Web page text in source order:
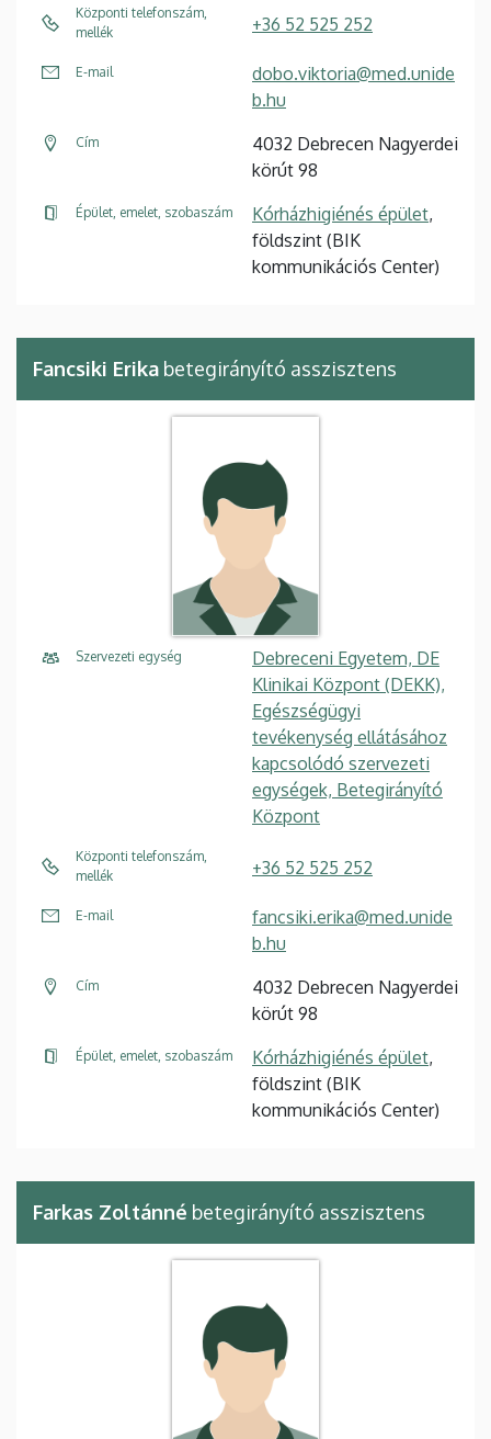
Központi telefonszám,
mellék
+36 52 525 252
E-mail
dobo.viktoria@med.unide
b.hu
Cím
4032 Debrecen Nagyerdei
körút 98
Épület, emelet, szobaszám Kórházhigiénés épület,
földszint (BIK
kommunikációs Center)
Fancsiki Erika betegirányító asszisztens
Szervezeti egység
Debreceni Egyetem, DE
Klinikai Központ (DEKK),
Egészségügyi
tevékenység ellátásához
kapcsolódó szervezeti
egységek, Betegirányító
Központ
Központi telefonszám,
mellék
+36 52 525 252
E-mail
fancsiki.erika@med.unide
b.hu
Cím
4032 Debrecen Nagyerdei
körút 98
Épület, emelet, szobaszám Kórházhigiénés épület,
földszint (BIK
kommunikációs Center)
Farkas Zoltánné betegirányító asszisztens